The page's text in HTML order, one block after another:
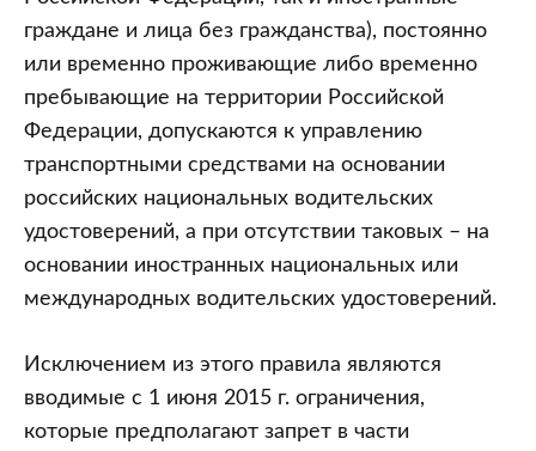
граждане и лица без гражданства), постоянно
или временно проживающие либо временно
пребывающие на территории Российской
Федерации, допускаются к управлению
транспортными средствами на основании
российских национальных водительских
удостоверений, а при отсутствии таковых – на
основании иностранных национальных или
международных водительских удостоверений.
Исключением из этого правила являются
вводимые с 1 июня 2015 г. ограничения,
которые предполагают запрет в части